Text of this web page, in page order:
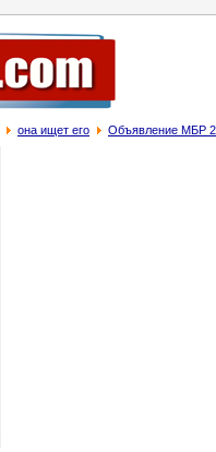
она ищет его Объявление МБР